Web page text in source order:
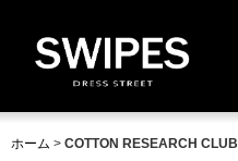
ホーム > COTTON RESEARCH CLUB